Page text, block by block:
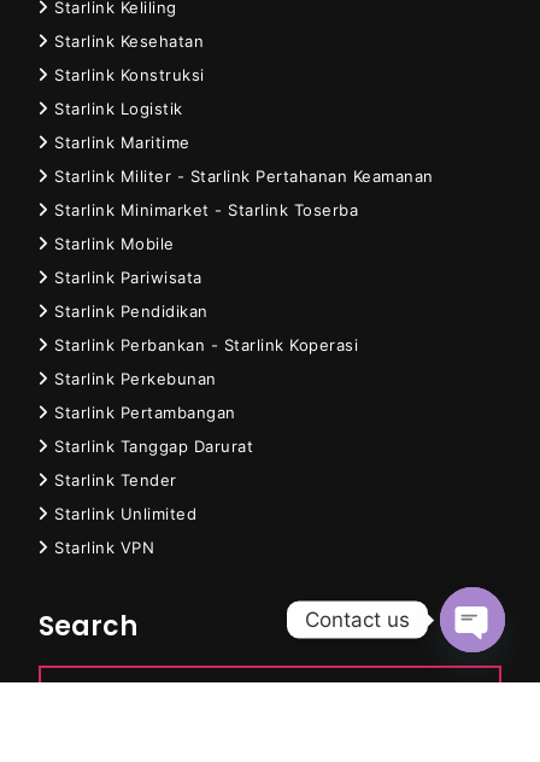
Starlink Keliling
Starlink Kesehatan
Starlink Konstruksi
Starlink Logistik
Starlink Maritime
Starlink Militer - Starlink Pertahanan Keamanan
Starlink Minimarket - Starlink Toserba
Starlink Mobile
Starlink Pariwisata
Starlink Pendidikan
Starlink Perbankan - Starlink Koperasi
Starlink Perkebunan
Starlink Pertambangan
Starlink Tanggap Darurat
Starlink Tender
Starlink Unlimited
Starlink VPN
Search Contact us
Open